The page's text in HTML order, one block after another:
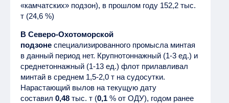
«камчатских» подзон), в прошлом году 152,2 тыс.
т (24,6 %)
В Северо-Охотоморской
подзоне специализированного промысла минтая
в данный период нет. Крупнотоннажный (1-3 ед.) и
среднетоннажный (1-13 ед.) флот прилавливал
минтай в среднем 1,5-2,0 т на судосутки.
Нарастающий вылов на текущую дату
составил 0,48 тыс. т (0,1 % от ОДУ), годом ранее